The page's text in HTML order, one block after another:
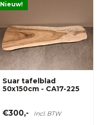
Nieuw!
Suar tafelblad
50x150cm - CA17-225
€300,- Incl. BTW